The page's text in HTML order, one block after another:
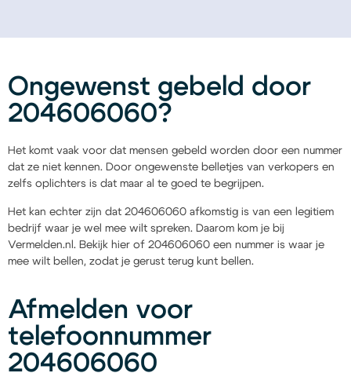
Ongewenst gebeld door
204606060?
Het komt vaak voor dat mensen gebeld worden door een nummer
dat ze niet kennen. Door ongewenste belletjes van verkopers en
zelfs oplichters is dat maar al te goed te begrijpen.
Het kan echter zijn dat 204606060 afkomstig is van een legitiem
bedrijf waar je wel mee wilt spreken. Daarom kom je bij
Vermelden.nl. Bekijk hier of 204606060 een nummer is waar je
mee wilt bellen, zodat je gerust terug kunt bellen.
Afmelden voor
telefoonnummer
204606060